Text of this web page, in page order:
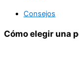
Consejos
Cómo elegir una